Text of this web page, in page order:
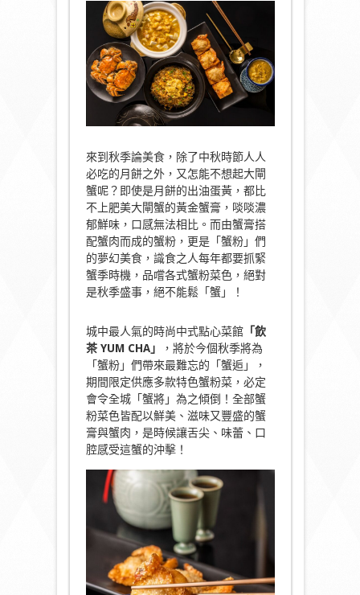
來到秋季論美食，除了中秋時節人人
必吃的月餅之外，又怎能不想起大閘
蟹呢？即使是月餅的出油蛋黃，都比
不上肥美大閘蟹的黃金蟹膏，啖啖濃
郁鮮味，口感無法相比。而由蟹膏搭
配蟹肉而成的蟹粉，更是「蟹粉」們
的夢幻美食，識食之人每年都要抓緊
蟹季時機，品嚐各式蟹粉菜色，絕對
是秋季盛事，絕不能鬆「蟹」！
城中最人氣的時尚中式點心菜館「飲
茶YUM CHA」
，將於今個秋季將為
「蟹粉」們帶來最難忘的「蟹逅」，
期間限定供應多款特色蟹粉菜，必定
會令全城「蟹將」為之傾倒！全部蟹
粉菜色皆配以鮮美、滋味又豐盛的蟹
膏與蟹肉，是時候讓舌尖、味蕾、口
腔感受這蟹的沖擊！